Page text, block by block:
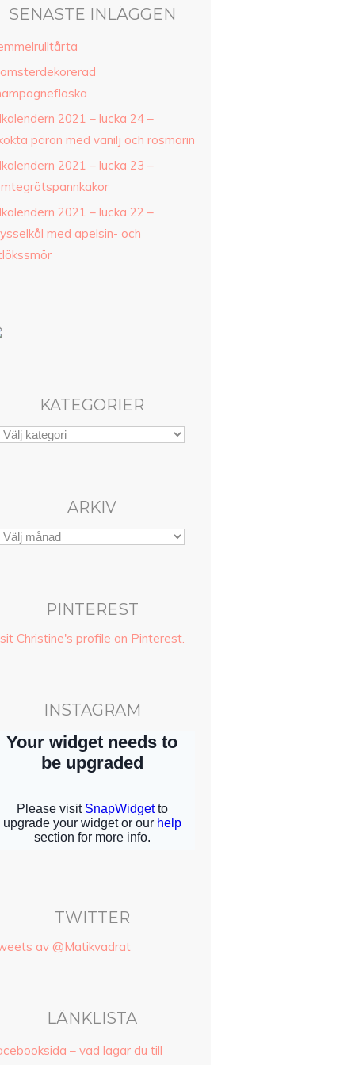
SENASTE INLÄGGEN
2021 – lucka 24 –
päron med vanilj och rosmarin
2021 – lucka 23 –
2021 – lucka 22 –
med apelsin- och
KATEGORIER
ARKIV
PINTEREST
Christine's profile on Pinterest.
INSTAGRAM
TWITTER
av @Matikvadrat
LÄNKLISTA
– vad lagar du till